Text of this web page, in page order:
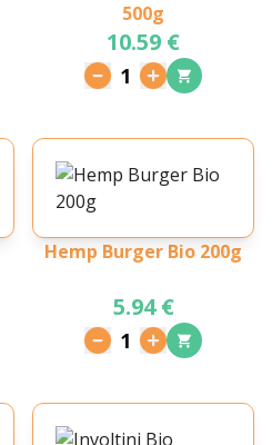
500g
10.59 €
1
Hemp Burger Bio 200g
5.94 €
1